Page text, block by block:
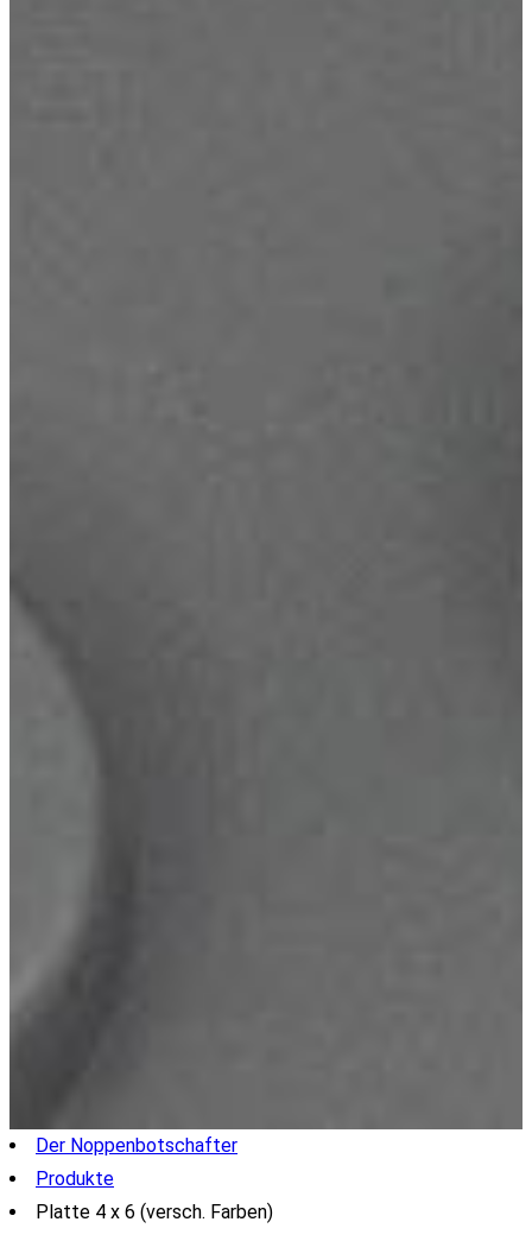
Der Noppenbotschafter
Produkte
Platte 4 x 6 (versch. Farben)